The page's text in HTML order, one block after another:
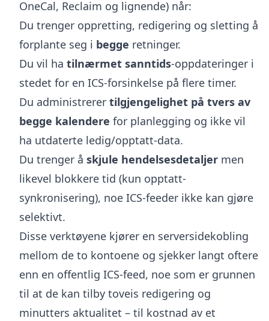
OneCal, Reclaim og lignende) når:
Du trenger oppretting, redigering og sletting å
forplante seg i begge retninger.
Du vil ha tilnærmet sanntids-oppdateringer i
stedet for en ICS-forsinkelse på flere timer.
Du administrerer tilgjengelighet på tvers av
begge kalendere for planlegging og ikke vil
ha utdaterte ledig/opptatt-data.
Du trenger å skjule hendelsesdetaljer men
likevel blokkere tid (kun opptatt-
synkronisering), noe ICS-feeder ikke kan gjøre
selektivt.
Disse verktøyene kjører en serversidekobling
mellom de to kontoene og sjekker langt oftere
enn en offentlig ICS-feed, noe som er grunnen
til at de kan tilby toveis redigering og
minutters aktualitet – til kostnad av et